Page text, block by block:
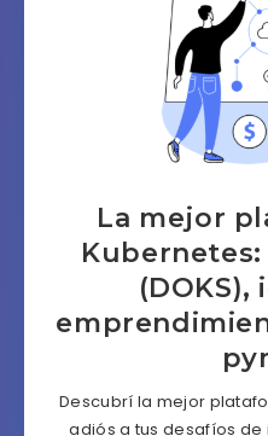
La mejor
(DOKS),
Descubrí la mejor
adiós a tus desafíos